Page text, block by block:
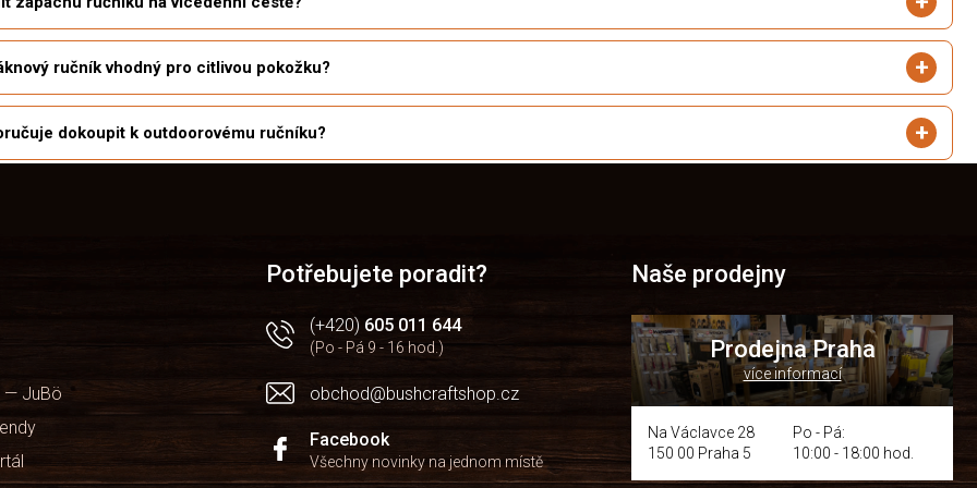
ručník vhodný pro citlivou pokožku?
dokoupit k outdoorovému ručníku?
— JuBö
Potřebujete poradit?
(+420) 605 011 644
(Po - Pá 9 - 16 hod.)
obchod@bushcraftshop.cz
Facebook
Všechny novinky na jednom místě
Naše prodejny
Prodejna Praha
více informací
Na Václavce 28
150 00 Praha 5
Po - Pá:
10:00 - 18:00 hod.